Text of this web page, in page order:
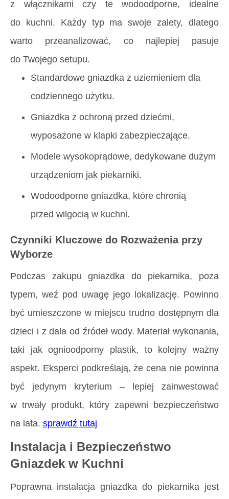
z włącznikami czy te wodoodporne, idealne
do kuchni. Każdy typ ma swoje zalety, dlatego
warto przeanalizować, co najlepiej pasuje
do Twojego setupu.
Standardowe gniazdka z uziemieniem dla
codziennego użytku.
Gniazdka z ochroną przed dziećmi,
wyposażone w klapki zabezpieczające.
Modele wysokoprądowe, dedykowane dużym
urządzeniom jak piekarniki.
Wodoodporne gniazdka, które chronią
przed wilgocią w kuchni.
Czynniki Kluczowe do Rozważenia przy
Wyborze
Podczas zakupu gniazdka do piekarnika, poza
typem, weź pod uwagę jego lokalizację. Powinno
być umieszczone w miejscu trudno dostępnym dla
dzieci i z dala od źródeł wody. Materiał wykonania,
taki jak ognioodporny plastik, to kolejny ważny
aspekt. Eksperci podkreślają, że cena nie powinna
być jedynym kryterium – lepiej zainwestować
w trwały produkt, który zapewni bezpieczeństwo
na lata. sprawdź tutaj
Instalacja i Bezpieczeństwo
Gniazdek w Kuchni
Poprawna instalacja gniazdka do piekarnika jest